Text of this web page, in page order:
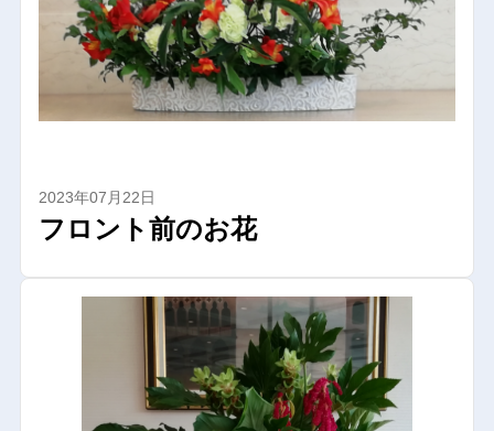
2023年07月22日
フロント前のお花